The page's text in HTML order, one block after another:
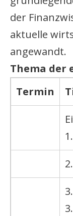
der
aktuelle
angewandt.
Thema der
Termin